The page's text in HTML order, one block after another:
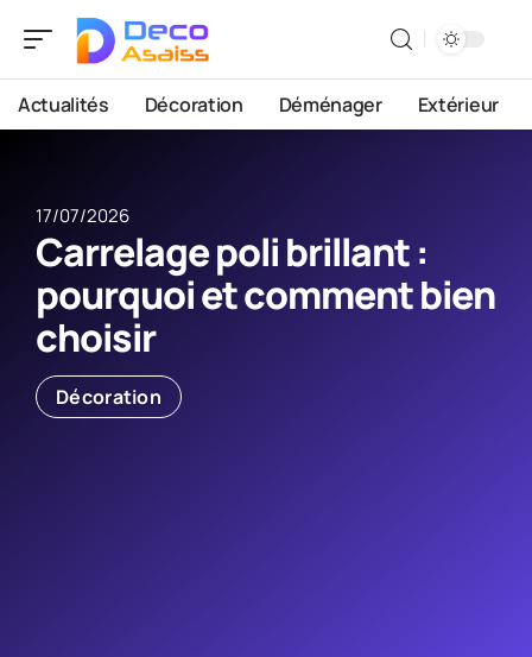
Actualités Décoration Déménager Extérieur
17/07/2026
Carrelage poli brillant :
pourquoi et comment bien
choisir
Décoration